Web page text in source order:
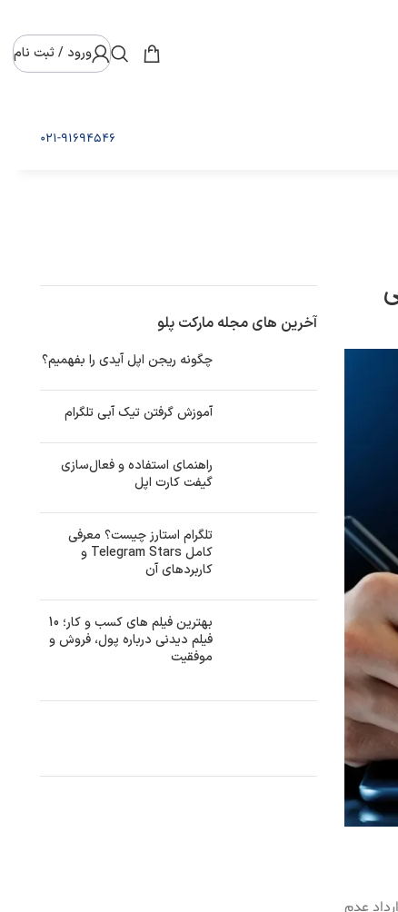
ورود / ثبت نام
021-91694546
عدم
آخرین های مجله مارکت پلو
چگونه ریجن اپل آیدی را بفهمیم؟
آموزش گرفتن تیک آبی تلگرام
راهنمای استفاده و فعال‌سازی
گیفت کارت اپل
تلگرام استارز چیست؟ معرفی
کامل Telegram Stars و
کاربردهای آن
بهترین فیلم های کسب و کار؛ 10
فیلم دیدنی درباره پول، فروش و
موفقیت